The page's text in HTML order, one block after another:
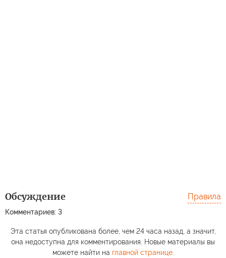
Обсуждение
Комментариев: 3
Правила
Эта статья опубликована более, чем 24 часа назад, а значит,
она недоступна для комментирования. Новые материалы вы
можете найти на главной странице.